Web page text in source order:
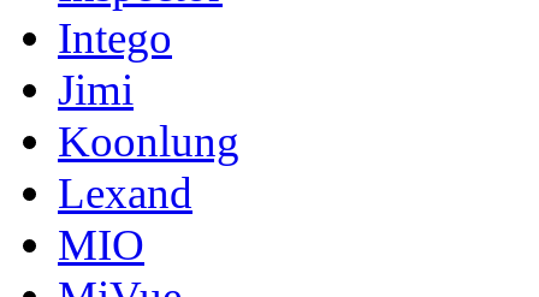
Intego
Jimi
Koonlung
Lexand
MIO